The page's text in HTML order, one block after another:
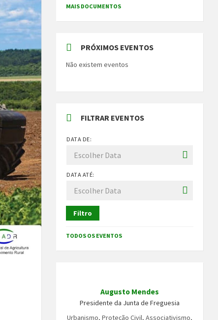
MAIS DOCUMENTOS
PRÓXIMOS EVENTOS
Não existem eventos
FILTRAR EVENTOS
DATA DE:
DATA ATÉ:
Filtro
TODOS OS EVENTOS
Augusto Mendes
Presidente da Junta de Freguesia
Urbanismo, Proteção Civil, Associativismo,